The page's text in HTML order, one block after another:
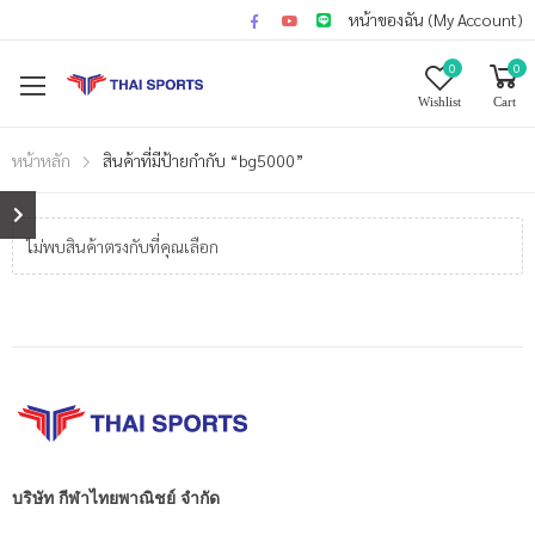
หน้าของฉัน (My Account)
0
Wishlist
0
Cart
หน้าหลัก สินค้าที่มีป้ายกำกับ “bg5000”
ไม่พบสินค้าตรงกับที่คุณเลือก
บริษัท กีฬาไทยพาณิชย์ จำกัด